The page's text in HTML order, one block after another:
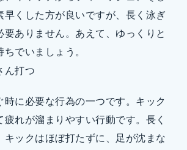
早くした方が良いですが、長く泳ぎ
要ありません。あえて、ゆっくりと
でいましょう。
ん打つ
時に必要な行為の一つです。キック
疲れが溜まりやすい行動です。長く
キックはほぼ打たずに、足が沈まな